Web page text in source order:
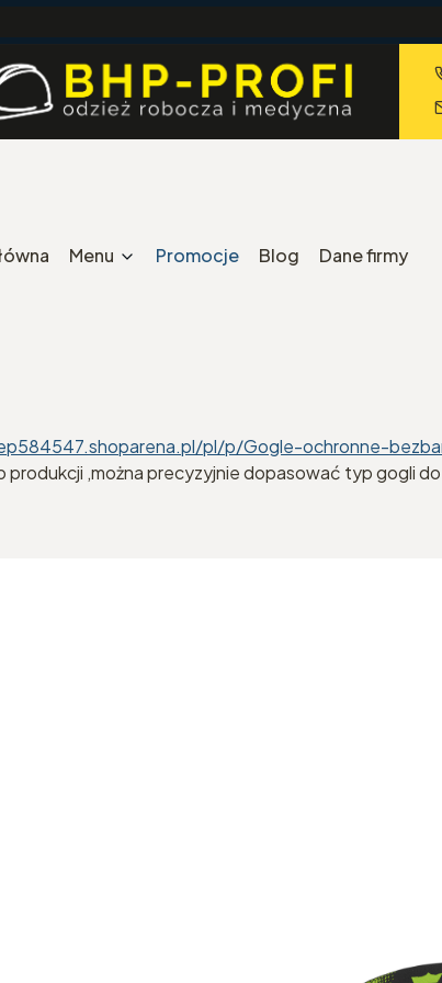
Menu Promocje Blog Dane firmy
pl/p/Gogle-ochronne-
,można precyzyjnie dopasować typ gogli